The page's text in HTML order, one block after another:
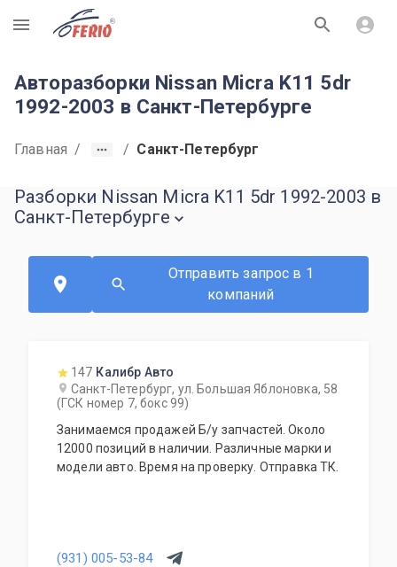
R
Авторазборки Nissan Micra K11 5dr
1992-2003 в Санкт-Петербурге
Главная / / Санкт-Петербург
Разборки Nissan Micra K11 5dr 1992-2003 в
Санкт-Петербурге
Отправить запрос в 1
компаний
147 Калибр Авто
Санкт-Петербург, ул. Большая Яблоновка, 58
(ГСК номер 7, бокс 99)
Занимаемся продажей Б/у запчастей. Около
12000 позиций в наличии. Различные марки и
модели авто. Время на проверку. Отправка ТК.
(931) 005-53-84